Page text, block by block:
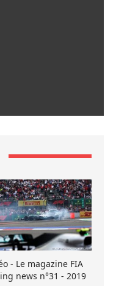
- Le magazine FIA
news n°31 - 2019